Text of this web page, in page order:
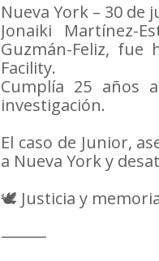
Nueva York – 30 de
Jonaiki Martínez-
Guzmán-Feliz, fue
Facility.
Cumplía 25 años
investigación.
El caso de Junior,
a Nueva York y
🕊️ Justicia y
⸻